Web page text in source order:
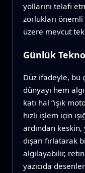
yollarını telafi
zorlukları
üzere mevcut
Günlük
Düz ifadeyle, bu
dünyayı hem
katı hal “ışık
hızlı işlem için
ardından
dışarı fırlatarak
algılayabilir,
yazıcıda